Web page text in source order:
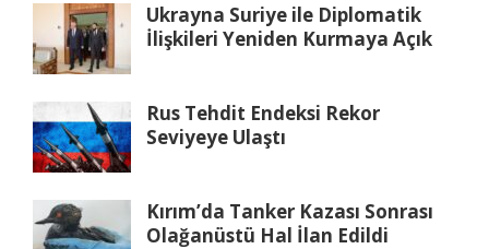
Ukrayna Suriye ile Diplomatik
İlişkileri Yeniden Kurmaya Açık
Rus Tehdit Endeksi Rekor
Seviyeye Ulaştı
Kırım’da Tanker Kazası Sonrası
Olağanüstü Hal İlan Edildi